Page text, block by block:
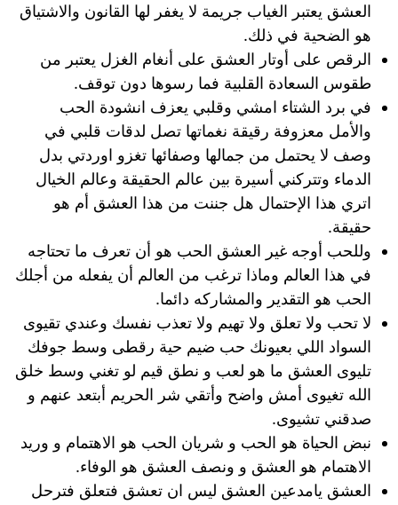
العشق يعتبر الغياب جريمة لا يغفر لها القانون والاشتياق
هو الضحية في ذلك.
الرقص على أوتار العشق على أنغام الغزل يعتبر من
طقوس السعادة القلبية فما رسوها دون توقف.
في برد الشتاء امشي وقلبي يعزف انشودة الحب
والأمل معزوفة رقيقة نغماتها تصل لدقات قلبي في
وصف لا يحتمل من جمالها وصفائها تغزو اوردتي بدل
الدماء وتتركني أسيرة بين عالم الحقيقة وعالم الخيال
اتري هذا الإحتمال هل جننت من هذا العشق أم هو
حقيقة.
وللحب أوجه غير العشق الحب هو أن تعرف ما تحتاجه
في هذا العالم وماذا ترغب من العالم أن يفعله من أجلك
الحب هو التقدير والمشاركه دائما.
لا تحب ولا تعلق ولا تهيم ولا تعذب نفسك وعندي تقيوى
السواد اللي بعيونك حب ضيم حية رقطى وسط جوفك
تليوى العشق ما هو لعب و نطق قيم لو تغني وسط خلق
الله تغيوى أمش واضح وأتقي شر الحريم أبتعد عنهم و
صدقني تشيوى.
نبض الحياة هو الحب و شريان الحب هو الاهتمام و وريد
الاهتمام هو العشق و ونصف العشق هو الوفاء.
العشق يامدعين العشق ليس ان تعشق فتعلق فترحل